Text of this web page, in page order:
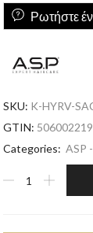
Ρωτήστε
SKU: K-HYRV-
GTIN:
Categories: ASP